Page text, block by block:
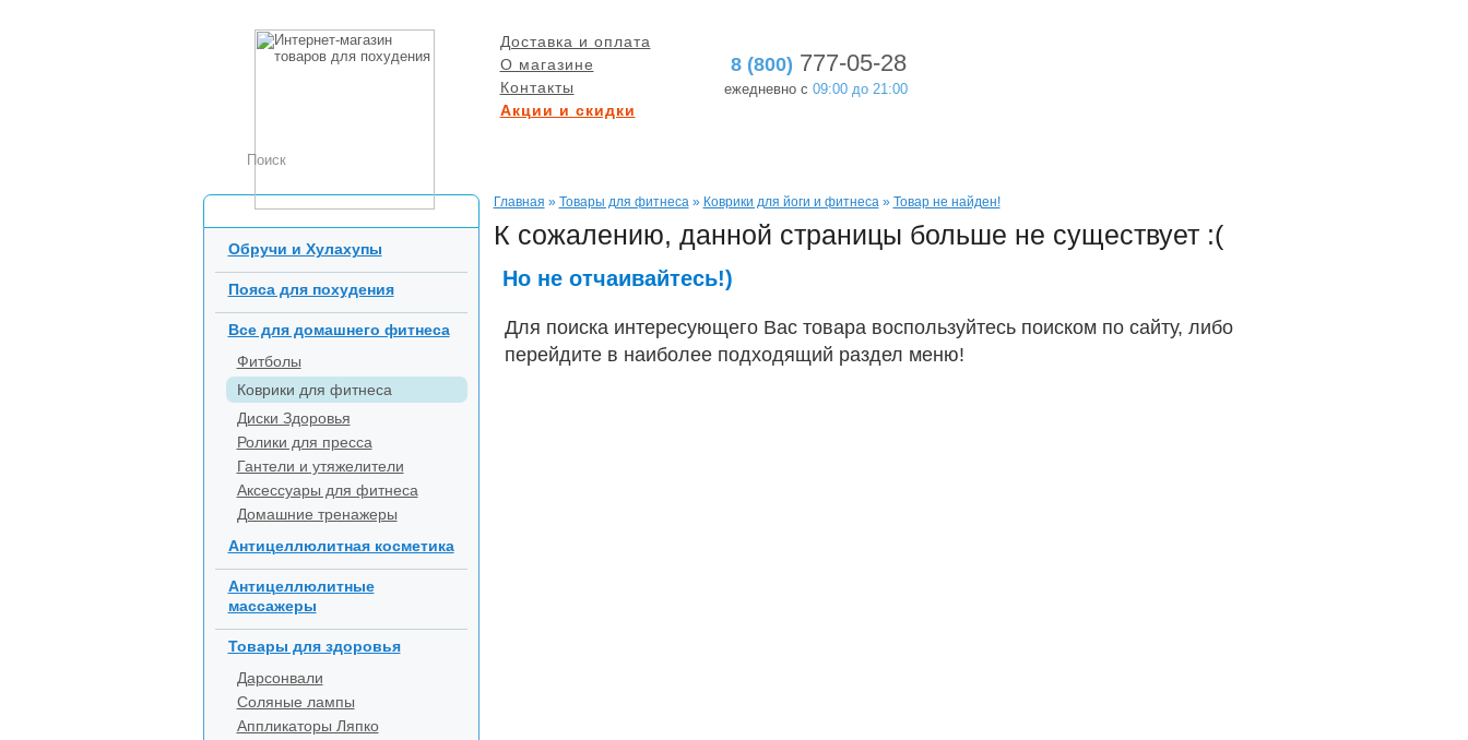
8 (800) 777-05-28
ежедневно с 09:00 до 21:00
Доставка и оплата
О магазине
Контакты
Акции и скидки
Главная » Товары для фитнеса» Коврики для йоги и фитнеса» Товар не найден!
К сожалению, данной страницы больше не существует :(
Но не отчаивайтесь!)
Для поиска интересующего Вас товара воспользуйтесь поиском по сайту, либо
перейдите в наиболее подходящий раздел меню!
Каталог товаров
Обручи и Хулахупы
Пояса для похудения
Все для домашнего фитнеса
Фитболы
Коврики для фитнеса
Диски Здоровья
Ролики для пресса
Гантели и утяжелители
Аксессуары для фитнеса
Домашние тренажеры
Антицеллюлитная косметика
Антицеллюлитные
массажеры
Товары для здоровья
Дарсонвали
Соляные лампы
Аппликаторы Ляпко